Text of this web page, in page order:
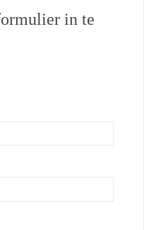
in te